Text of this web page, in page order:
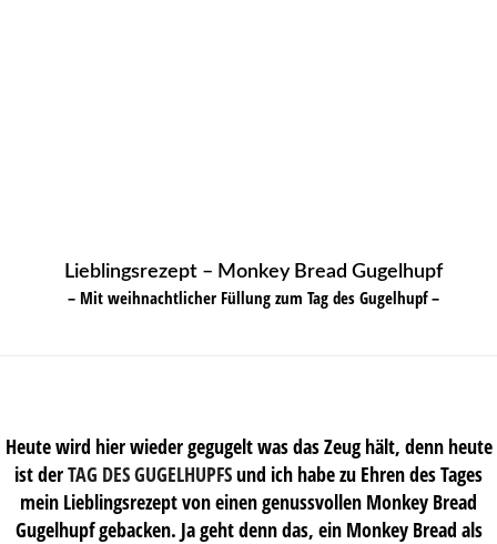
Lieblingsrezept – Monkey Bread Gugelhupf
– Mit weihnachtlicher Füllung zum Tag des Gugelhupf –
Heute wird hier wieder gegugelt was das Zeug hält, denn heute
ist derTAG DES GUGELHUPFSund ich habe zu Ehren des Tages
mein Lieblingsrezept von einen genussvollen Monkey Bread
Gugelhupf gebacken. Ja geht denn das, ein Monkey Bread als